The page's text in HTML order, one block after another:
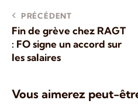
PRÉCÉDENT
Fin de grève chez RAGT
: FO signe un accord sur
les salaires
Vous aimerez peut-